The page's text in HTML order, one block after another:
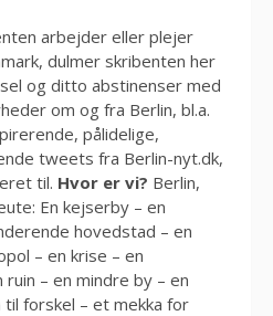
arbejder eller plejer
dulmer skribenten her
og ditto abstinenser med
om og fra Berlin, bl.a.
pålidelige,
tweets fra Berlin-nyt.dk,
til. Hvor er vi? Berlin,
En kejserby – en
hovedstad – en
– en krise – en
– en mindre by – en
forskel – et mekka for